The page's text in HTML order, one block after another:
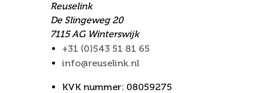
Reuselink
De Slingeweg 20
7115 AG Winterswijk
+31 (0)543 51 81 65
info@reuselink.nl
KVK nummer: 08059275